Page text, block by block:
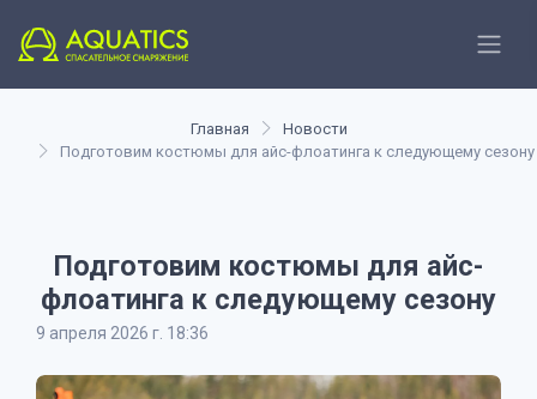
Главная
Новости
Подготовим костюмы для айс-флоатинга к следующему сезону
Подготовим костюмы для айс-
флоатинга к следующему сезону
9 апреля 2026 г. 18:36